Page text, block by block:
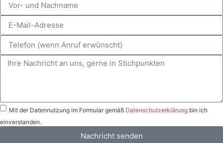
Mit der Datennutzung im Formular gemäß Datenschutzerklärung bin ich
einverstanden.
Nachricht senden